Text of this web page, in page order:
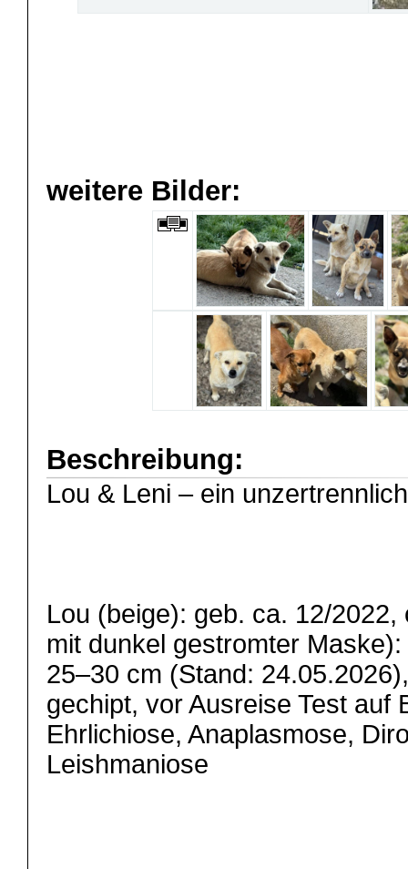
weitere Bilder:
Beschreibung:
Lou & Leni – ein
Lou (beige): geb. ca. 12/
mit dunkel gestromter
25–30 cm (Stand:
gechipt, vor Ausreise Test auf
Ehrlichiose, Anaplasmose,
Leishmaniose